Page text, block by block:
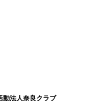
法人奈良クラブ